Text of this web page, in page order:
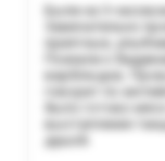
Были на 3-
Замечательно
приятные,
Поехали к
верблюдов.
говорит по
было готово
выступление
душой.